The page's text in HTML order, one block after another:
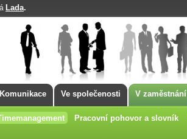
Lada.
Komunikace Ve společenosti V zaměstnání
Pracovní pohovor a slovník